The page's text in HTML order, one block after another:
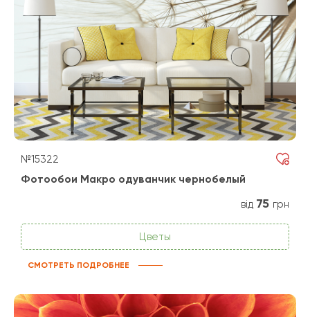
№15322
Фотообои Макро одуванчик чернобелый
від 75 грн
Цветы
СМОТРЕТЬ ПОДРОБНЕЕ